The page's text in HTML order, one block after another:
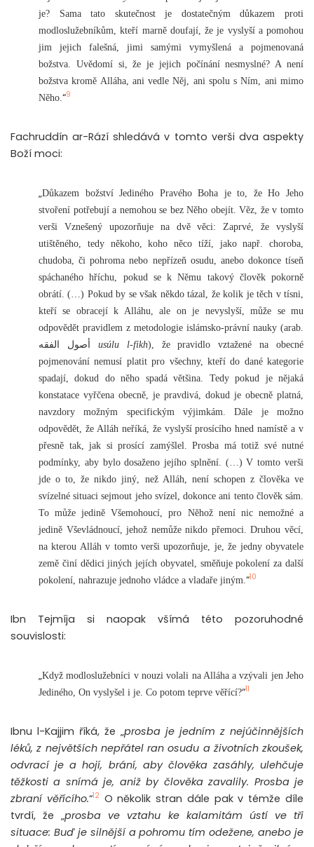
je? Sama tato skutečnost je dostatečným důkazem proti
modloslužebníkům, kteří marně doufají, že je vyslyší a pomohou
jim jejich falešná, jimi samými vymyšlená a pojmenovaná
božstva. Uvědomí si, že je jejich počínání nesmyslné? A není
božstva kromě Alláha, ani vedle Něj, ani spolu s Ním, ani mimo
Něho. “9
Fachruddín ar-Rází shledává v tomto verši dva aspekty
Boží moci:
„Důkazem božství Jediného Pravého Boha je to, že Ho Jeho
stvoření potřebují a nemohou se bez Něho obejít. Věz, že v tomto
verši Vznešený upozorňuje na dvě věci: Zaprvé, že vyslyší
utištěného, tedy někoho, koho něco tíží, jako např. choroba,
chudoba, či pohroma nebo nepřízeň osudu, anebo dokonce tíseň
spáchaného hříchu, pokud se k Němu takový člověk pokorně
obrátí. (…) Pokud by se však někdo tázal, že kolik je těch v tísni,
kteří se obracejí k Alláhu, ale on je nevyslyší, může se mu
odpovědět pravidlem z metodologie islámsko-právní nauky (arab.
usúlu l-fikh), že pravidlo vztažené na obecné
pojmenování nemusí platit pro všechny, kteří do dané kategorie
spadají, dokud do něho spadá většina. Tedy pokud je nějaká
konstatace vyřčena obecně, je pravdivá, dokud je obecně platná,
navzdory možným specifickým výjimkám. Dále je možno
odpovědět, že Alláh neříká, že vyslyší prosícího hned namístě a v
přesně tak, jak si prosící zamýšlel. Prosba má totiž své nutné
podmínky, aby bylo dosaženo jejího splnění. (…) V tomto verši
jde o to, že nikdo jiný, než Alláh, není schopen z člověka ve
svízelné situaci sejmout jeho svízel, dokonce ani tento člověk sám.
To může jedině Všemohoucí, pro Něhož není nic nemožné a
jedině Vševládnoucí, jehož nemůže nikdo přemoci. Druhou věcí,
na kterou Alláh v tomto verši upozorňuje, je, že jedny obyvatele
země činí dědici jiných jejích obyvatel, směňuje pokolení za další
pokolení, nahrazuje jednoho vládce a vladaře jiným. “10
Ibn Tejmíja si naopak všímá této pozoruhodné
souvislosti:
„Když modloslužebníci v nouzi volali na Alláha a vzývali jen Jeho
Jediného, On vyslyšel i je. Co potom teprve věřící?“11
Ibnu l-Kajjim říká, že „prosba je jedním z nejúčinnějších
léků, z největších nepřátel ran osudu a životních zkoušek,
odvrací je a hojí, brání, aby člověka zasáhly, ulehčuje
těžkosti a snímá je, aniž by člověka zavalily. Prosba je
zbraní věřícího.“12O několik stran dále pak v témže díle
tvrdí, že „prosba ve vztahu ke kalamitám ústí ve tři
situace: Buď je silnější a pohromu tím odežene, anebo je